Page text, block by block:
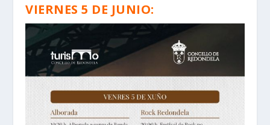
VIERNES 5 DE JUNIO: